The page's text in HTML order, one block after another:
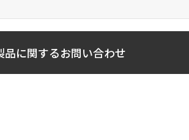
品に関するお問い合わせ